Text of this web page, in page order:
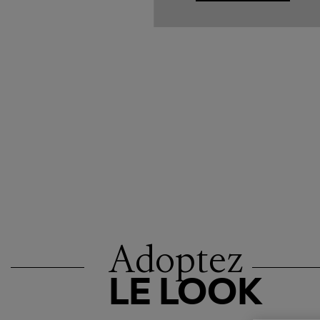
Adoptez
LE LOOK